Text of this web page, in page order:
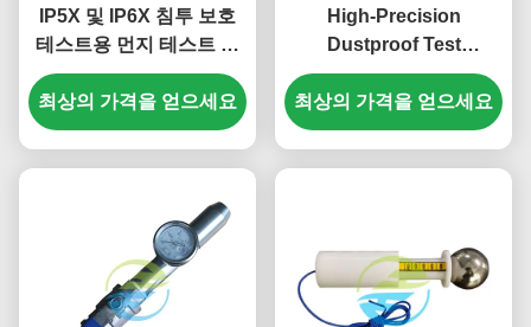
IP5X 및 IP6X 침투 보호
테스트용 먼지 테스트 챔
버 | 모래 및 먼지 환경 테
스트 장비
최상의 가격을 얻으세요
High-Precision
Dustproof Test
Chamber with
Programmable Control
System for IP5X & IP6X
최상의 가격을 얻으세요